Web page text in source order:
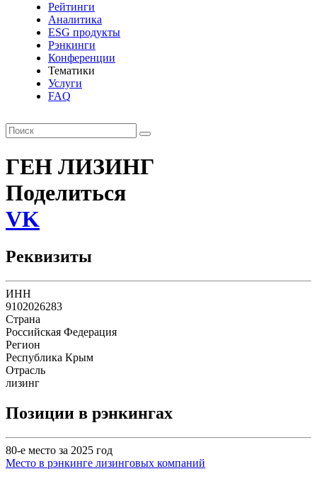
Рейтинги
Аналитика
ESG продукты
Рэнкинги
Конференции
Тематики
Услуги
FAQ
ГЕН ЛИЗИНГ
Поделиться
VK
Реквизиты
ИНН
9102026283
Страна
Российская Федерация
Регион
Республика Крым
Отрасль
лизинг
Позиции в рэнкингах
80-е место за 2025 год
Место в рэнкинге лизинговых компаний